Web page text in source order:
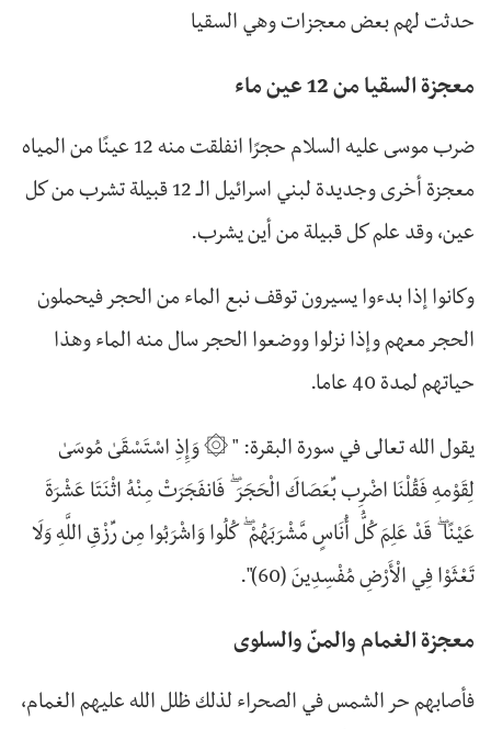
حدثت لهم بعض معجزات وهي السقيا
معجزة السقيا من 12 عين ماء
ضرب موسى عليه السلام حجرًا انفلقت منه 12 عينًا من المياه
معجزة أخرى وجديدة لبني اسرائيل الـ 12 قبيلة تشرب من كل
عين، وقد علم كل قبيلة من أين يشرب.
وكانوا إذا بدءوا يسيرون توقف نبع الماء من الحجر فيحملون
الحجر معهم وإذا نزلوا ووضعوا الحجر سال منه الماء وهذا
حياتهم لمدة 40 عاما.
يقول الله تعالى في سورة البقرة: " ۞ وَإِذِ اسْتَسْقَىٰ مُوسَىٰ
لِقَوْمِهِ فَقُلْنَا اضْرِب بِّعَصَاكَ الْحَجَرَ ۖ فَانفَجَرَتْ مِنْهُ اثْنَتَا عَشْرَةَ
عَيْنًا ۖ قَدْ عَلِمَ كُلُّ أُنَاسٍ مَّشْرَبَهُمْ ۖ كُلُوا وَاشْرَبُوا مِن رِّزْقِ اللَّهِ وَلَا
تَعْثَوْا فِي الْأَرْضِ مُفْسِدِينَ (60)".
معجزة الغمام والمنّ والسلوى
فأصابهم حر الشمس في الصحراء لذلك ظلل الله عليهم الغمام،